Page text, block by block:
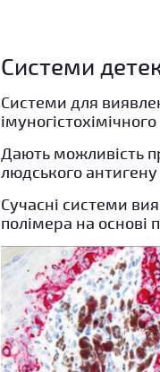
Системи
Системи для
Дають можливість
людського антигену
Сучасні системи
полімера на основі